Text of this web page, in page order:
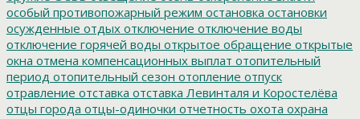
особый противопожарный режим остановка остановки
осужденные отдых отключение отключение воды
отключение горячей воды открытое обращение открытые
окна отмена компенсационных выплат отопительный
период отопительный сезон отопление отпуск
отравление отставка отставка Левинталя и Коростелёва
отцы города отцы-одиночки отчетность охота охрана